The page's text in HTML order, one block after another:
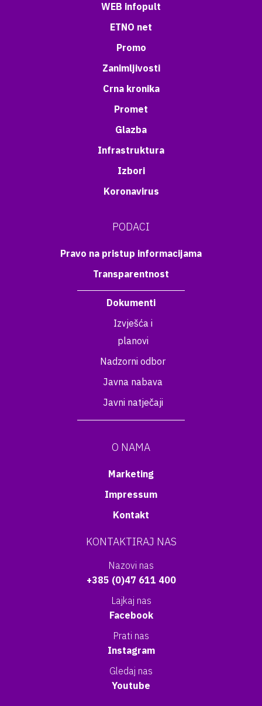
WEB infopult
ETNO net
Promo
Zanimljivosti
Crna kronika
Promet
Glazba
Infrastruktura
Izbori
Koronavirus
PODACI
Pravo na pristup informacijama
Transparentnost
Dokumenti
Izvješća i
planovi
Nadzorni odbor
Javna nabava
Javni natječaji
O NAMA
Marketing
Impressum
Kontakt
KONTAKTIRAJ NAS
Nazovi nas
+385 (0)47 611 400
Lajkaj nas
Facebook
Prati nas
Instagram
Gledaj nas
Youtube